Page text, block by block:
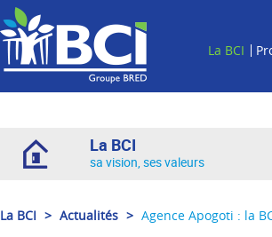
La BCI
La BCI
sa vision, ses valeurs
La BCI > Actualités > Agence Apogoti : la